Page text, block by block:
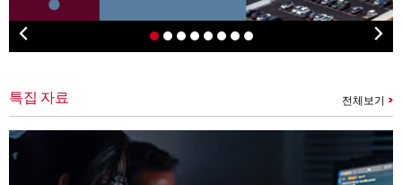
특집 자료 전체보기